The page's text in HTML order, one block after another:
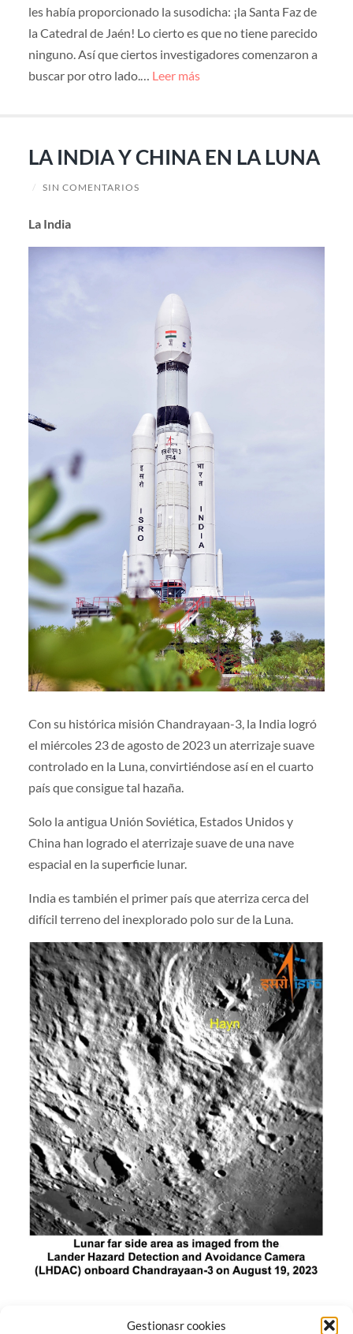
Gestionasr cookies
les había proporcionado la susodicha: ¡la Santa Faz de
la Catedral de Jaén! Lo cierto es que no tiene parecido
ninguno. Así que ciertos investigadores comenzaron a
buscar por otro lado.… Leer más
LA INDIA Y CHINA EN LA LUNA
/ SIN COMENTARIOS
La India
Con su histórica misión Chandrayaan-3, la India logró
el miércoles 23 de agosto de 2023 un aterrizaje suave
controlado en la Luna, convirtiéndose así en el cuarto
país que consigue tal hazaña.
Solo la antigua Unión Soviética, Estados Unidos y
China han logrado el aterrizaje suave de una nave
espacial en la superficie lunar.
India es también el primer país que aterriza cerca del
difícil terreno del inexplorado polo sur de la Luna.